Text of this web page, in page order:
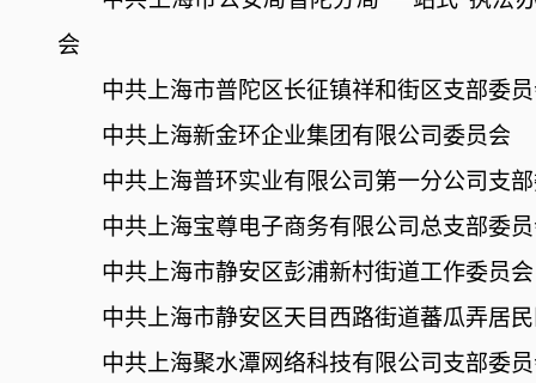
会
中共上海市普陀区长征镇祥和街区支部委
中共上海新金环企业集团有限公司委员会
中共上海普环实业有限公司第一分公司支
中共上海宝尊电子商务有限公司总支部委
中共上海市静安区彭浦新村街道工作委员会
中共上海市静安区天目西路街道蕃瓜弄居
中共上海聚水潭网络科技有限公司支部委